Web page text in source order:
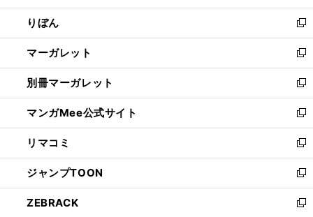
開
く
ウ
で
開
く
ン
ド
ウ
で
開
く
ウ
ィ
ン
ド
ウ
で
開
く
りぼん
新
し
い
ウ
ィ
ン
ド
ウ
で
開
く
マーガレット
新
し
い
ウ
ィ
ン
ド
ウ
で
開
く
別冊マーガレット
新
し
い
ウ
ィ
ン
ド
ウ
で
マンガMee公式サイト
新
し
い
ウ
ィ
ン
ド
リマコミ
新
し
い
ウ
ィ
ジャンプTOON
新
し
い
ZEBRACK
新